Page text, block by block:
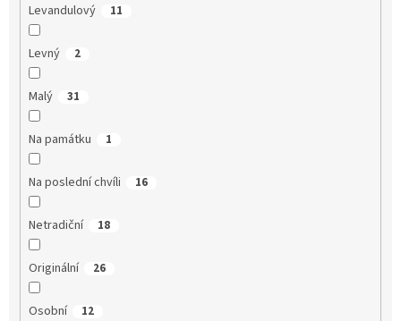
Levandulový 11
Levný 2
Malý 31
Na památku 1
Na poslední chvíli 16
Netradiční 18
Originální 26
Osobní 12